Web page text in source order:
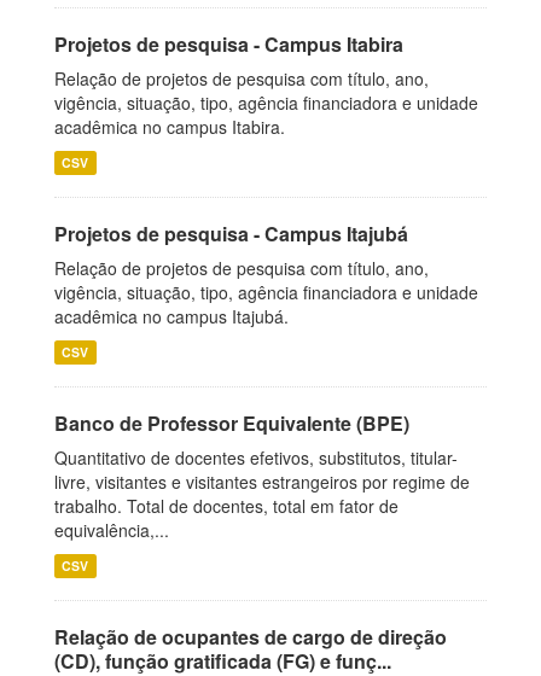
Projetos de pesquisa - Campus Itabira
Relação de projetos de pesquisa com título, ano,
vigência, situação, tipo, agência financiadora e unidade
acadêmica no campus Itabira.
CSV
Projetos de pesquisa - Campus Itajubá
Relação de projetos de pesquisa com título, ano,
vigência, situação, tipo, agência financiadora e unidade
acadêmica no campus Itajubá.
CSV
Banco de Professor Equivalente (BPE)
Quantitativo de docentes efetivos, substitutos, titular-
livre, visitantes e visitantes estrangeiros por regime de
trabalho. Total de docentes, total em fator de
equivalência,...
CSV
Relação de ocupantes de cargo de direção
(CD), função gratificada (FG) e funç...